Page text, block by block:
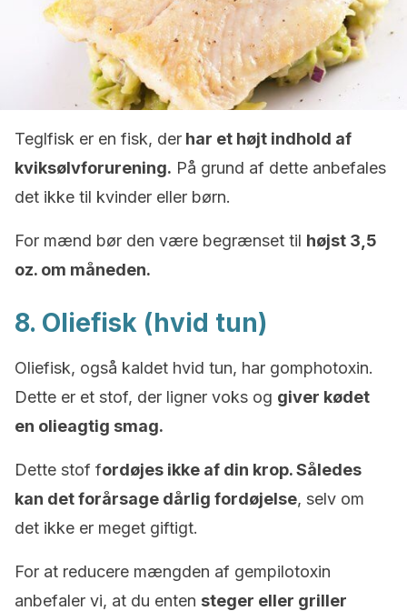
Teglfisk er en fisk, der har et højt indhold af
kviksølvforurening. På grund af dette anbefales
det ikke til kvinder eller børn.
For mænd bør den være begrænset til højst 3,5
oz. om måneden.
8. Oliefisk (hvid tun)
Oliefisk, også kaldet hvid tun, har gomphotoxin.
Dette er et stof, der ligner voks og giver kødet
en olieagtig smag.
Dette stof fordøjes ikke af din krop. Således
kan det forårsage dårlig fordøjelse, selv om
det ikke er meget giftigt.
For at reducere mængden af gempilotoxin
anbefaler vi, at du enten steger eller griller